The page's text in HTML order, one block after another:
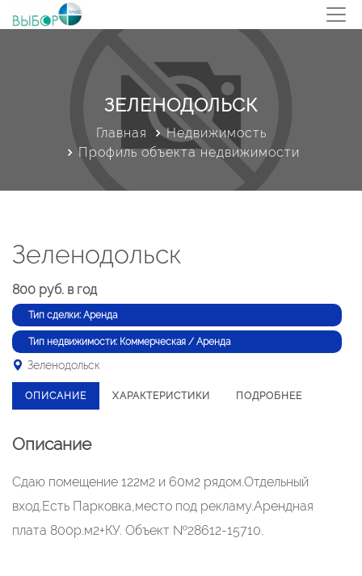
ЗЕЛЕНОДОЛЬСК
Главная
Недвижимость
Профиль объекта недвижимости
Зеленодольск
800 руб. в год
Тип сделки: Аренда
Тип недвижимости: Коммерческая / Аренда
Зеленодольск
ОПИСАНИЕ ХАРАКТЕРИСТИКИ ПОДРОБНЕЕ
Описание
Сдаю помещение 122м2 и 60м2 рядом.Отдельный
вход.Есть Парковка,место под рекламу.Арендная
плата 800р.м2+КУ. Объект №28612-15710.